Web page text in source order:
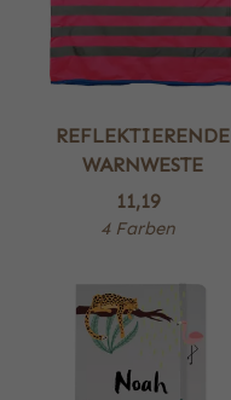
REFLEKTIERENDE
WARNWESTE
11,19
4 Farben